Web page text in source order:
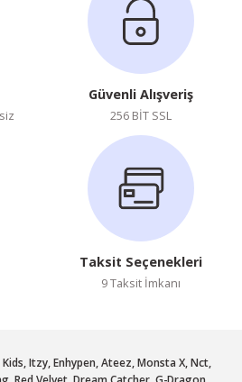
Güvenli Alışveriş
256 BİT SSL
Taksit Seçenekleri
9 Taksit İmkanı
Itzy, Enhypen, Ateez, Monsta X, Nct,